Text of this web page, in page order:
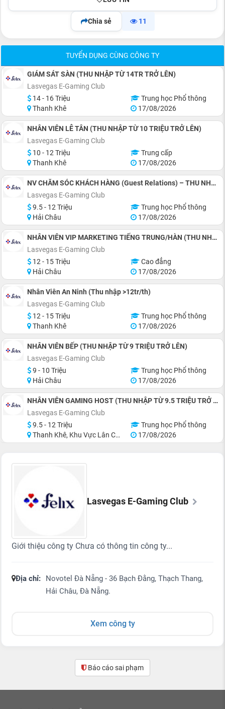
Chia sẻ 11
TUYỂN DỤNG CÙNG CÔNG TY
GIÁM SÁT SÀN (THU NHẬP TỪ 14TR TRỞ LÊN)
Lasvegas E-Gaming Club
14 - 16 Triệu
Trung học Phổ thông
Thanh Khê
17/08/2026
NHÂN VIÊN LỄ TÂN (THU NHẬP TỪ 10 TRIỆU TRỞ LÊN)
Lasvegas E-Gaming Club
10 - 12 Triệu
Trung cấp
Thanh Khê
17/08/2026
NV CHĂM SÓC KHÁCH HÀNG (Guest Relations) – THU NHẬP TỪ 9,5 TRIỆU TRỞ LÊN
Lasvegas E-Gaming Club
9.5 - 12 Triệu
Trung học Phổ thông
Hải Châu
17/08/2026
NHÂN VIÊN VIP MARKETING TIẾNG TRUNG/HÀN (THU NHẬP 12 TRIỆU TRỞ LÊN)
Lasvegas E-Gaming Club
12 - 15 Triệu
Cao đẳng
Hải Châu
17/08/2026
Nhân Viên An Ninh (Thu nhập >12tr/th)
Lasvegas E-Gaming Club
12 - 15 Triệu
Trung học Phổ thông
Thanh Khê
17/08/2026
NHÂN VIÊN BẾP (THU NHẬP TỪ 9 TRIỆU TRỞ LÊN)
Lasvegas E-Gaming Club
9 - 10 Triệu
Trung học Phổ thông
Hải Châu
17/08/2026
NHÂN VIÊN GAMING HOST (THU NHẬP TỪ 9.5 TRIỆU TRỞ LÊN)
Lasvegas E-Gaming Club
9.5 - 12 Triệu
Trung học Phổ thông
Thanh Khê, Khu Vực Lân Cận Đà Nẵng
17/08/2026
Lasvegas E-Gaming Club
Giới thiệu công ty Chưa có thông tin công ty...
Địa chỉ:
Novotel Đà Nẵng - 36 Bạch Đằng, Thạch Thang,
Hải Châu, Đà Nẵng.
Xem công ty
Báo cáo sai phạm(0)